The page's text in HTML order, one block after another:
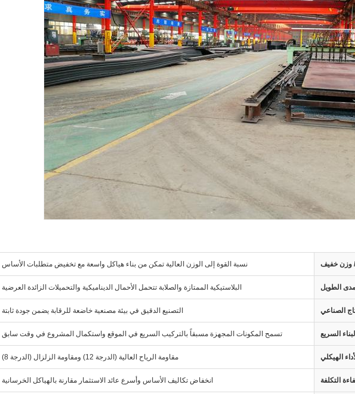
/ وزن خفيف نسبة القوة إلى الوزن العالية تمكن من بناء هياكل واسعة مع تخفيض متطلبات الأساس
الطويل البلاستيكية الممتازة والصلابة تتحمل الأحمال الديناميكية والتحميلات الزائدة العرضية
الصناعي التصنيع الدقيق في بيئة مصنعية خاضعة للرقابة يضمن جودة ثابتة
البناء السريع تسمح المكونات المجهزة مسبقاً بالتركيب السريع في الموقع واستكمال المشروع في وقت سابق
الهيكلي مقاومة الرياح العالية (الدرجة 12) ومقاومة الزلزال (الدرجة 8)
التكلفة انخفاض تكاليف الأساس وأسرع عائد الاستثمار مقارنة بالهياكل الخرسانية